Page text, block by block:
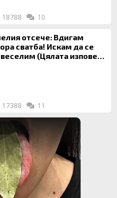
18788 10
отсече: Вдигам
сватба! Искам да се
(Цялата изповед
17388 11